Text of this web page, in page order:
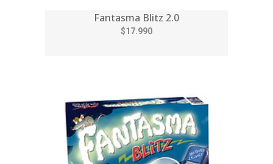
Fantasma Blitz 2.0
$17.990